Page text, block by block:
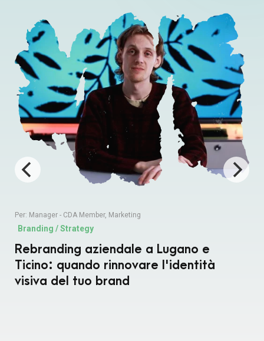
Per: Manager - CDA Member, Marketing
Branding / Strategy
Rebranding aziendale a Lugano e
Ticino: quando rinnovare l'identità
visiva del tuo brand